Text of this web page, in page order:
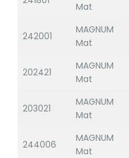
Mat
242001
MAGNUM
Mat
202421
MAGNUM
Mat
203021
MAGNUM
Mat
244006
MAGNUM
Mat